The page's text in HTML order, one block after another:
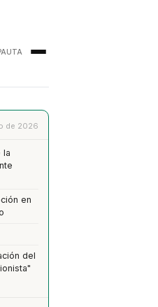
de 2026
la
en
del